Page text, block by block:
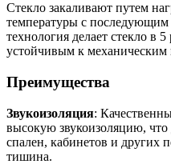
Стекло закаливают путем
температуры с
технология делает стекло в
устойчивым к механическим
Преимущества
Звукоизоляция:
высокую звукоизоляцию,
спален, кабинетов и других
тишина.